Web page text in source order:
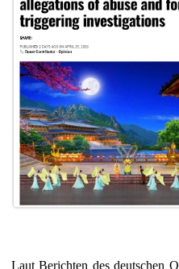
Laut Berichten des deutschen